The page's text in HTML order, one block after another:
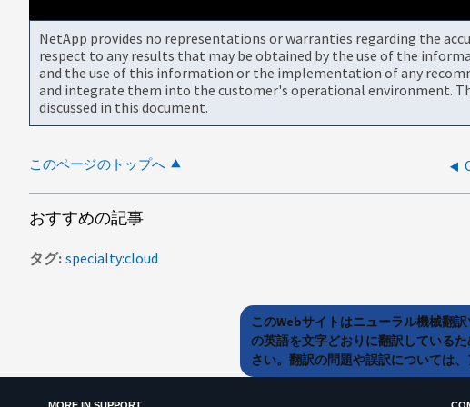
NetApp provides no representations or warranties regarding the
respect to any results that may be obtained by the use of the
and the use of this information or the implementation of any
and integrate them into the customer's operational environment.
discussed in this document.
このページのトップへ
おすすめの記事
タグ specialty:cloud
このWebサイトはニューラル機械翻
の英語を文字どおりに翻訳している
さい。翻訳の問題や誤訳については